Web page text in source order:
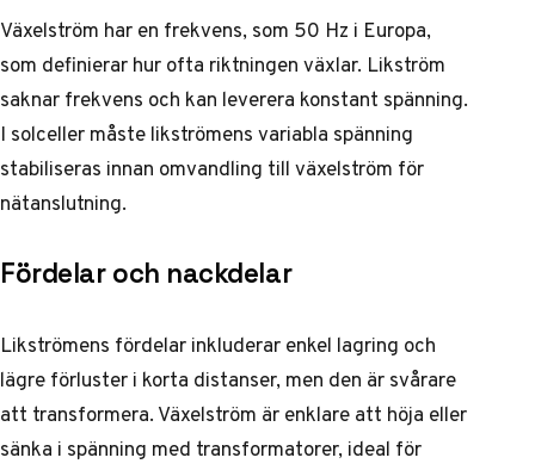
Växelström har en frekvens, som 50 Hz i Europa,
som definierar hur ofta riktningen växlar. Likström
saknar frekvens och kan leverera konstant spänning.
I solceller måste likströmens variabla spänning
stabiliseras innan omvandling till växelström för
nätanslutning.
Fördelar och nackdelar
Likströmens fördelar inkluderar enkel lagring och
lägre förluster i korta distanser, men den är svårare
att transformera. Växelström är enklare att höja eller
sänka i spänning med transformatorer, ideal för